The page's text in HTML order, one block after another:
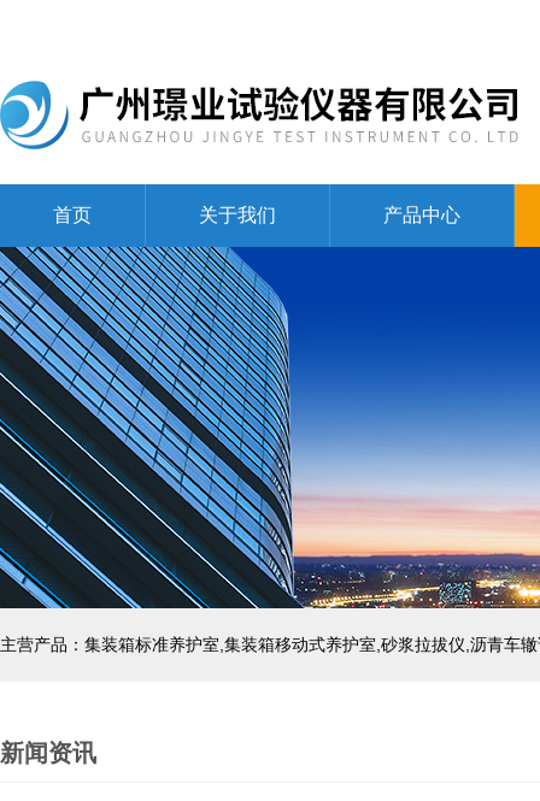
首页 关于我们 产品中心
主营产品：集装箱标准养护室,集装箱移动式养护室,砂浆拉拔仪,沥青车
新闻资讯